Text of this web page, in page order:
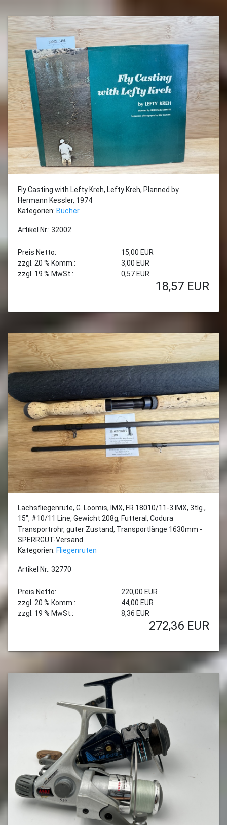
Fly Casting with Lefty Kreh, Lefty Kreh, Planned by
Hermann Kessler, 1974
Kategorien: Bücher
Artikel Nr.: 32002
Preis Netto:
15,00 EUR
zzgl. 20 % Komm.:
3,00 EUR
zzgl. 19 % MwSt.:
0,57 EUR
18,57 EUR
Lachsfliegenrute, G. Loomis, IMX, FR 18010/11-3 IMX, 3tlg.,
15", #10/11 Line, Gewicht 208g, Futteral, Codura
Transportrohr, guter Zustand, Transportlänge 1630mm -
SPERRGUT-Versand
Kategorien: Fliegenruten
Artikel Nr.: 32770
Preis Netto:
220,00 EUR
zzgl. 20 % Komm.:
44,00 EUR
zzgl. 19 % MwSt.:
8,36 EUR
272,36 EUR